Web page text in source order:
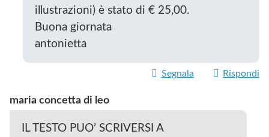
illustrazioni) è stato di € 25,00.
Buona giornata
antonietta
Segnala Rispondi
maria concetta di leo
IL TESTO PUO’ SCRIVERSI A